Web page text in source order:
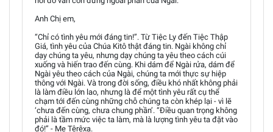
Anh Chị em,
“Chỉ có tình yêu mới đáng tin!”. Từ Tiệc Ly đến Tiệc Thập
Giá, tình yêu của Chúa Kitô thật đáng tin. Ngài không chỉ
dạy chúng ta yêu, nhưng dạy chúng ta yêu theo cách cúi
xuống và hiến trao đến cùng. Khi dám để Ngài rửa, dám để
Ngài yêu theo cách của Ngài, chúng ta mới thực sự hiệp
thông với Ngài. Và trong đời sống, điều khó nhất không phải
là làm điều lớn lao, nhưng là để một tình yêu rất cụ thể
chạm tới đến cùng những chỗ chúng ta còn khép lại - vì lẽ
‘chưa đến cùng, chưa chung phần’. “Điều quan trọng không
phải là tầm mức việc ta làm, mà là lượng tình yêu ta đặt vào
đó!” - Mẹ Têrêxa.